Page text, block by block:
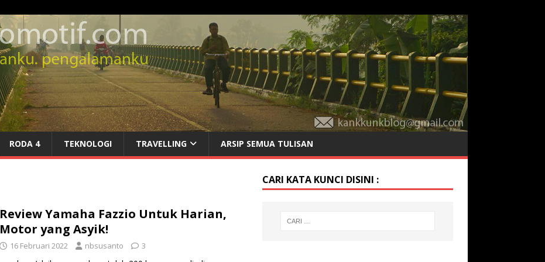
RODA 4 TEKNOLOGI TRAVELLING ARSIP SEMUA TULISAN
Review Yamaha Fazzio Untuk Harian,
Motor yang Asyik!
16 Februari 2022 nbsusanto 3
CARI KATA KUNCI DISINI :